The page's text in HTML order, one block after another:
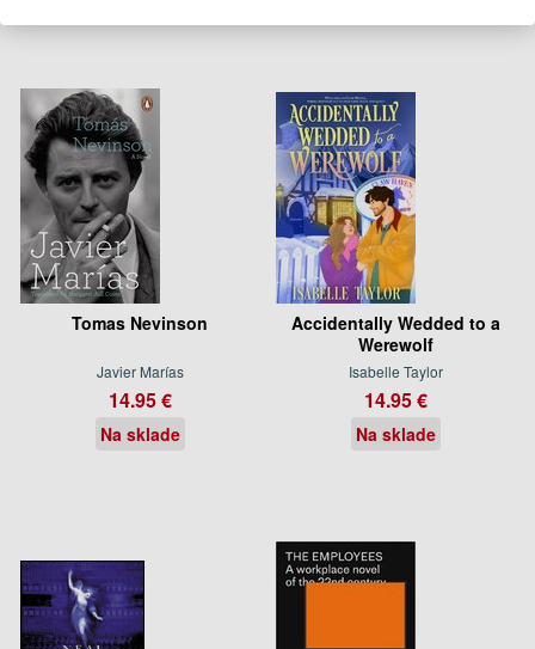
Tomas Nevinson
Javier Marías
14.95 €
Na sklade
Accidentally Wedded to a
Werewolf
Isabelle Taylor
14.95 €
Na sklade